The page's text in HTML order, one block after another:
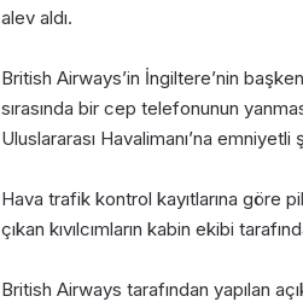
alev aldı.
British Airways’in İngiltere’nin
sırasında bir cep telefonunun
Uluslararası Havalimanı’na emniyetli
Hava trafik kontrol kayıtlarına göre
çıkan kıvılcımların kabin ekibi
British Airways tarafından yapılan